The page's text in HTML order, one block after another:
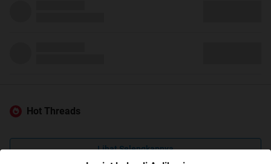
Hot Threads
Lihat Selengkapnya